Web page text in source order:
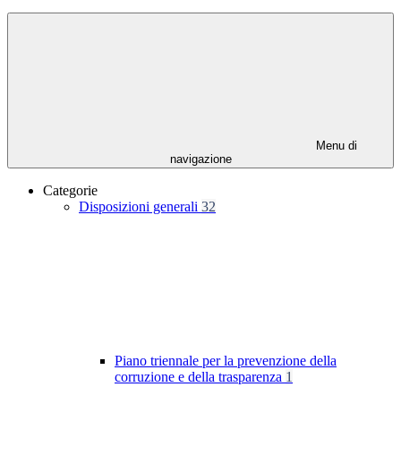
Menu di
navigazione
Categorie
Disposizioni generali 32
Piano triennale per la prevenzione della
corruzione e della trasparenza 1